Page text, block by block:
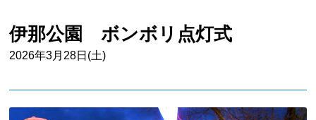
伊那公園 ボンボリ点灯式
2026年3月28日(土)